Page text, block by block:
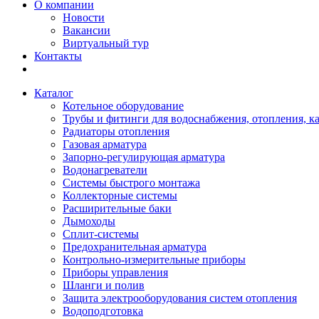
О компании
Новости
Вакансии
Виртуальный тур
Контакты
Каталог
Котельное оборудование
Трубы и фитинги для водоснабжения, отопления,
Радиаторы отопления
Газовая арматура
Запорно-регулирующая арматура
Водонагреватели
Системы быстрого монтажа
Коллекторные системы
Расширительные баки
Дымоходы
Сплит-системы
Предохранительная арматура
Контрольно-измерительные приборы
Приборы управления
Шланги и полив
Защита электрооборудования систем отопления
Водоподготовка